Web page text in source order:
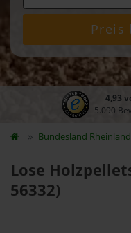
Preis
4,93
5.090
Bundesland
Lose
56332)